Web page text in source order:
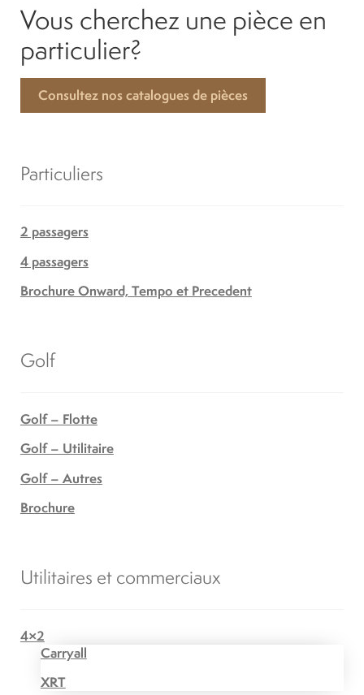
Vous cherchez une pièce en
particulier?
Consultez nos catalogues de pièces
Particuliers
2 passagers
4 passagers
Brochure Onward, Tempo et Precedent
Golf
Golf – Flotte
Golf – Utilitaire
Golf – Autres
Brochure
Utilitaires et commerciaux
4×2
Carryall
XRT